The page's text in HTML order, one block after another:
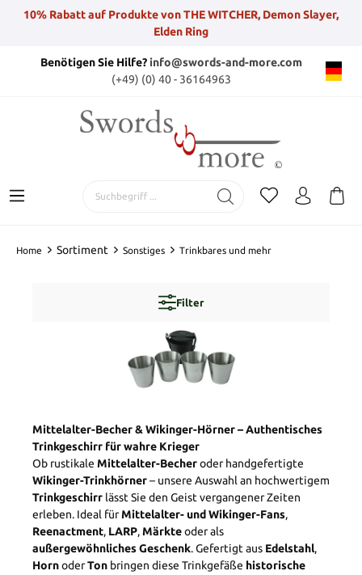
10% Rabatt auf Produkte von THE WITCHER, Demon Slayer,
Elden Ring
Benötigen Sie Hilfe?info@swords-and-more.com
(+49) (0) 40 - 36164963
Home Sortiment Sonstiges Trinkbares und mehr
Filter
Mittelalter-Becher & Wikinger-Hörner – Authentisches
Trinkgeschirr für wahre Krieger
Ob rustikale Mittelalter-Becheroder handgefertigte
Wikinger-Trinkhörner– unsere Auswahl an hochwertigem
Trinkgeschirr lässt Sie den Geist vergangener Zeiten
erleben. Ideal fürMittelalter- und Wikinger-Fans,
Reenactment, LARP,Märkteoder als
außergewöhnliches Geschenk. Gefertigt aus Edelstahl,
HornoderTon bringen diese Trinkgefäße historische